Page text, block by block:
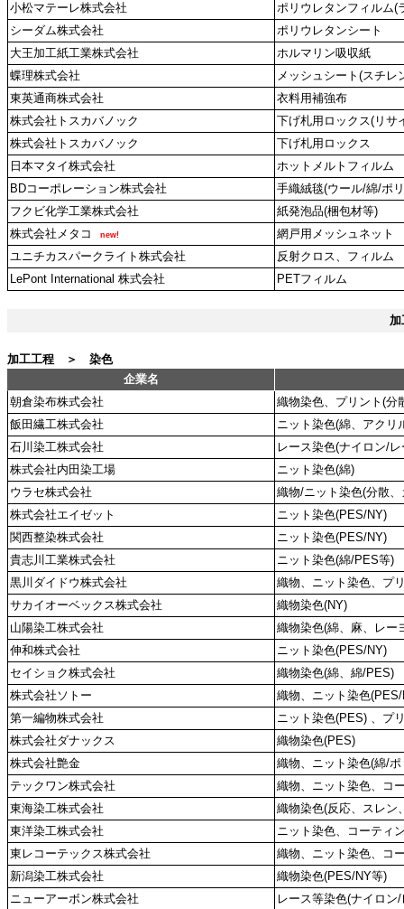
小松マテーレ株式会社
ポリウレタンフィルム(
シーダム株式会社
ポリウレタンシート
大王加工紙工業株式会社
ホルマリン吸収紙
蝶理株式会社
メッシュシート(スチレ
東英通商株式会社
衣料用補強布
株式会社トスカバノック
下げ札用ロックス(リサ
株式会社トスカバノック
下げ札用ロックス
日本マタイ株式会社
ホットメルトフィルム
BDコーポレーション株式会社
手織絨毯(ウール/綿/ポ
フクビ化学工業株式会社
紙発泡品(梱包材等)
株式会社メタコ
new!
網戸用メッシュネット
ユニチカスパークライト株式会社
反射クロス、フィルム
LePont International 株式会社
PETフィルム
加
加工工程 ＞ 染色
企業名
朝倉染布株式会社
織物染色、プリント(分
飯田繊工株式会社
ニット染色(綿、アクリ
石川染工株式会社
レース染色(ナイロン/
株式会社内田染工場
ニット染色(綿)
ウラセ株式会社
織物/ニット染色(分散
株式会社エイゼット
ニット染色(PES/NY)
関西整染株式会社
ニット染色(PES/NY)
貴志川工業株式会社
ニット染色(綿/PES等)
黒川ダイドウ株式会社
織物、ニット染色、プ
サカイオーベックス株式会社
織物染色(NY)
山陽染工株式会社
織物染色(綿、麻、レー
伸和株式会社
ニット染色(PES/NY)
セイショク株式会社
織物染色(綿、綿/PES)
株式会社ソトー
織物、ニット染色
第一編物株式会社
ニット染色(PES) 、プ
株式会社ダナックス
織物染色(PES)
株式会社艶金
織物、ニット染色(綿/
テックワン株式会社
織物、ニット染色、コ
東海染工株式会社
織物染色(反応、スレン
東洋染工株式会社
ニット染色、コーティ
東レコーテックス株式会社
織物、ニット染色、コ
新潟染工株式会社
織物染色(PES/NY等)
ニューアーボン株式会社
レース等染色(ナイロン